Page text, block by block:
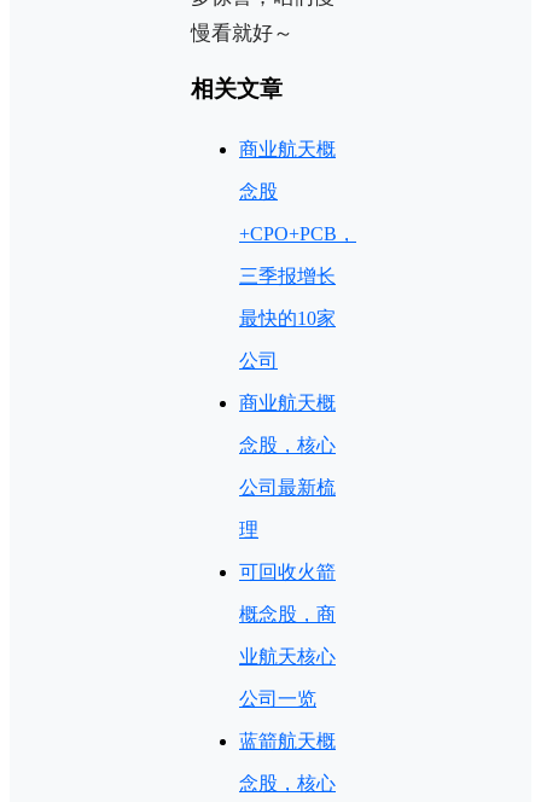
慢看就好～
相关文章
商业航天概
念股
+CPO+PCB，
三季报增长
最快的10家
公司
商业航天概
念股，核心
公司最新梳
理
可回收火箭
概念股，商
业航天核心
公司一览
蓝箭航天概
念股，核心